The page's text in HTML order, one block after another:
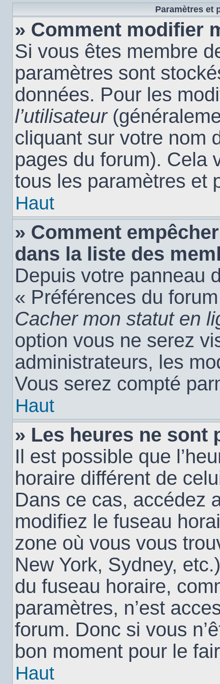
Paramètres et
» Comment modifier
Si vous êtes membre
paramètres sont
données. Pour les
l’utilisateur
cliquant sur votre nom
pages du forum). Cela
tous les paramètres et
Haut
» Comment
dans la liste des
Depuis votre panneau
« Préférences du
Cacher mon statut en
option vous ne serez
administrateurs, les
Vous serez compté
Haut
» Les heures ne sont
Il est possible que
horaire différent de
Dans ce cas, accédez
modifiez le fuseau
zone où vous vous
New York, Sydney,
du fuseau horaire,
paramètres, n’est
forum. Donc si vous
bon moment pour le
Haut